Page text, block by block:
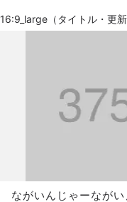
16:9_large（タイトル・更新
ながいんじゃーなが